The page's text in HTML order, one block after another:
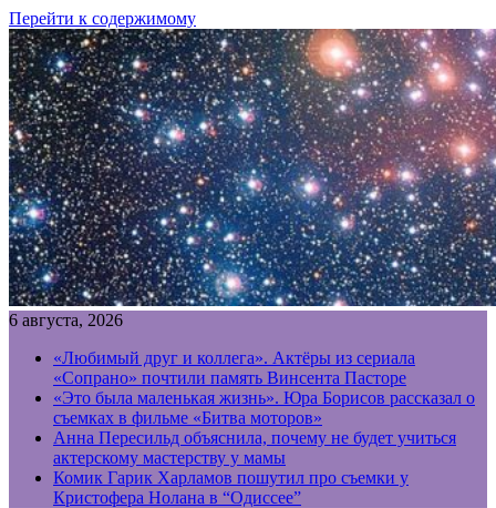
Перейти к содержимому
6 августа, 2026
«Любимый друг и коллега». Актёры из сериала
«Сопрано» почтили память Винсента Пасторе
«Это была маленькая жизнь». Юра Борисов рассказал о
съемках в фильме «Битва моторов»
Анна Пересильд объяснила, почему не будет учиться
актерскому мастерству у мамы
Комик Гарик Харламов пошутил про съемки у
Кристофера Нолана в “Одиссее”